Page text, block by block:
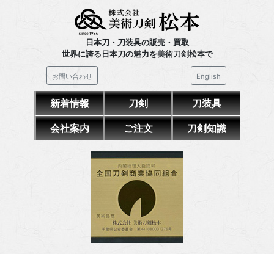
日本刀・刀装具の販売・買取
世界に誇る日本刀の魅力を美術刀剣松本で
お問い合わせ English
新着情報 刀剣 刀装具
会社案内 ご注文 刀剣知識